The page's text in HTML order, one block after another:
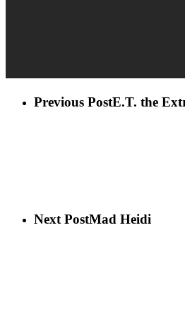
Previous PostE.T. the
Next PostMad Heidi